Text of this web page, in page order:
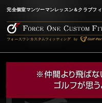
完全個室マンツーマンレッスン＆クラブフ